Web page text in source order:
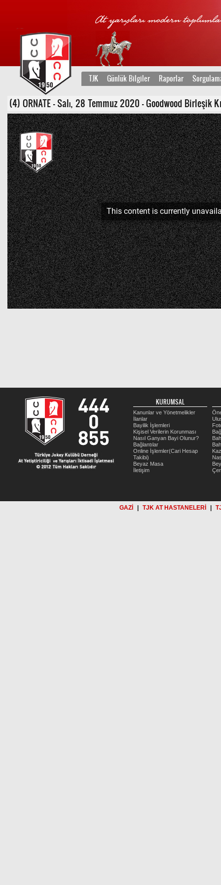
TJK Günlük Bilgiler Raporlar
(4) ORNATE - Salı, 28 Temmuz 2020 - Goodwood Birleşik
This content is currently
KURUMSAL
Kanunlar ve Yönetmelikler
İlanlar
Bayilik İşlemleri
Kişisel Verilerin Korunması
Nasıl Ganyan Bayi Olunur?
Bağlantılar
Online İşlemler(Cari Hesap
Takibi)
Beyaz Masa
İletişim
GAZİ TJK AT HASTANELERİ